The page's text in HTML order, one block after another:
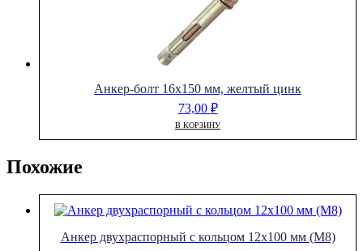
Анкер-болт 16х150 мм, желтый цинк
73,00 ₽
В КОРЗИНУ
Похожие
Анкер двухраспорный с кольцом 12х100 мм (М8)